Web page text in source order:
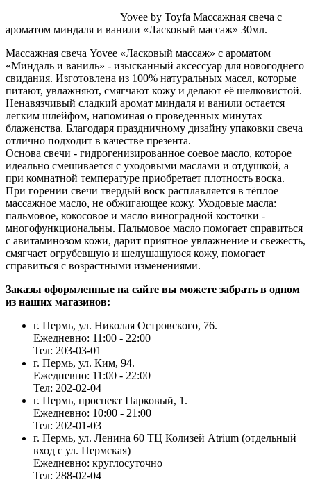
Yovee by Toyfa Массажная свеча с
ароматом миндаля и ванили «Ласковый массаж» 30мл.
Массажная свеча Yovee «Ласковый массаж» с ароматом
«Миндаль и ваниль» - изысканный аксессуар для новогоднего
свидания. Изготовлена из 100% натуральных масел, которые
питают, увлажняют, смягчают кожу и делают её шелковистой.
Ненавязчивый сладкий аромат миндаля и ванили остается
легким шлейфом, напоминая о проведенных минутах
блаженства. Благодаря праздничному дизайну упаковки свеча
отлично подходит в качестве презента.
Основа свечи - гидрогенизированное соевое масло, которое
идеально смешивается с уходовыми маслами и отдушкой, а
при комнатной температуре приобретает плотность воска.
При горении свечи твердый воск расплавляется в тёплое
массажное масло, не обжигающее кожу. Уходовые масла:
пальмовое, кокосовое и масло виноградной косточки -
многофункциональны. Пальмовое масло помогает справиться
с авитаминозом кожи, дарит приятное увлажнение и свежесть,
смягчает огрубевшую и шелушащуюся кожу, помогает
справиться с возрастными изменениями.
Заказы оформленные на сайте вы можете забрать в одном
из наших магазинов:
г. Пермь, ул. Николая Островского, 76.
Ежедневно: 11:00 - 22:00
Тел: 203-03-01
г. Пермь, ул. Ким, 94.
Ежедневно: 11:00 - 22:00
Тел: 202-02-04
г. Пермь, проспект Парковый, 1.
Ежедневно: 10:00 - 21:00
Тел: 202-01-03
г. Пермь, ул. Ленина 60 ТЦ Колизей Atrium (отдельный
вход с ул. Пермская)
Ежедневно: круглосуточно
Тел: 288-02-04